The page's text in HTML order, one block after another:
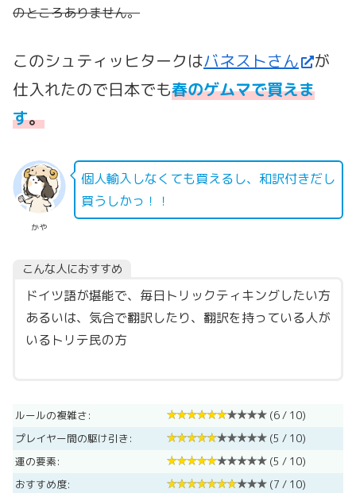
のところありません。
このシュティッヒタークはバネストさん
が
仕入れたので日本でも春のゲムマで買えま
す。
かや
個人輸入しなくても買えるし、和訳付きだし
買うしかっ！！
こんな人におすすめ
ドイツ語が堪能で、毎日トリックティキングしたい方
あるいは、気合で翻訳したり、翻訳を持っている人が
いるトリテ民の方
ルールの複雑さ:
(6 / 10)
プレイヤー間の駆け引き:
(5 / 10)
運の要素:
(5 / 10)
おすすめ度:
(7 / 10)